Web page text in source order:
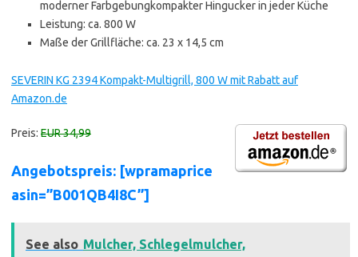
moderner Farbgebungkompakter Hingucker in jeder Küche
Leistung: ca. 800 W
Maße der Grillfläche: ca. 23 x 14,5 cm
SEVERIN KG 2394 Kompakt-Multigrill, 800 W mit Rabatt auf
Amazon.de
Preis: EUR 34,99
Angebotspreis: [wpramaprice
asin=”B001QB4I8C”]
See also Mulcher, Schlegelmulcher,